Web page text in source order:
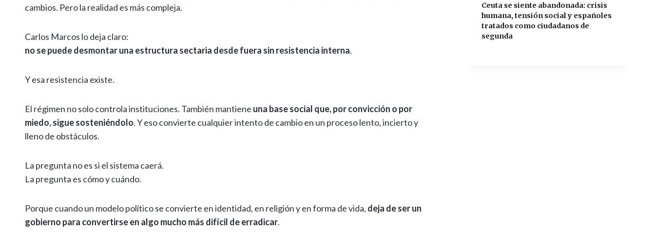
cambios. Pero la realidad es más compleja.
Carlos Marcos lo deja claro:
no se puede desmontar una estructura sectaria desde fuera sin resistencia interna.
Y esa resistencia existe.
El régimen no solo controla instituciones. También mantiene una base social que, por convicción o por
miedo, sigue sosteniéndolo. Y eso convierte cualquier intento de cambio en un proceso lento, incierto y
lleno de obstáculos.
La pregunta no es si el sistema caerá.
La pregunta es cómo y cuándo.
Porque cuando un modelo político se convierte en identidad, en religión y en forma de vida, deja de ser un
gobierno para convertirse en algo mucho más difícil de erradicar.
Ceuta se siente abandonada: crisis
humana, tensión social y españoles
tratados como ciudadanos de
segunda